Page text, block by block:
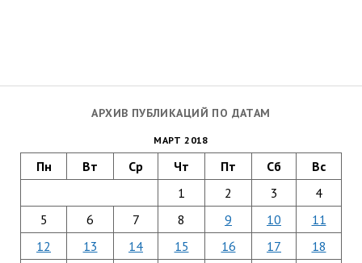
АРХИВ ПУБЛИКАЦИЙ ПО ДАТАМ
МАРТ 2018
Пн Вт Ср Чт Пт Сб Вс
1 2 3
4
5
6 7 8 9 10
11
12
13 14 15 16 17
18